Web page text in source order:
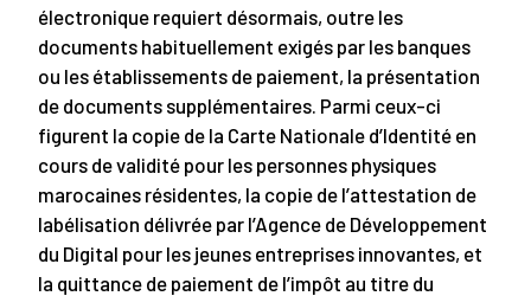
électronique requiert désormais, outre les
documents habituellement exigés par les banques
ou les établissements de paiement, la présentation
de documents supplémentaires. Parmi ceux-ci
figurent la copie de la Carte Nationale d’Identité en
cours de validité pour les personnes physiques
marocaines résidentes, la copie de l’attestation de
labélisation délivrée par l’Agence de Développement
du Digital pour les jeunes entreprises innovantes, et
la quittance de paiement de l’impôt au titre du